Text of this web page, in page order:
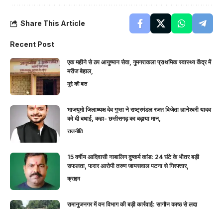
Share This Article
Recent Post
एक महीने से ठप आयुष्मान सेवा, गुमगराकला प्राथमिक स्वास्थ्य केंद्र में
मरीज बेहाल,
मुद्दे की बात
भाजयुमो जिलाध्यक्ष देव गुप्ता ने राष्ट्रमंडल रजत विजेता ज्ञानेश्वरी यादव
को दी बधाई, कहा- छत्तीसगढ़ का बढ़ाया मान,
राजनीति
15 वर्षीय आदिवासी नाबालिग दुष्कर्म कांड: 24 घंटे के भीतर बड़ी
सफलता, फरार आरोपी तरुण जायसवाल पटना से गिरफ्तार,
क्राइम
रामानुजनगर में वन विभाग की बड़ी कार्रवाई: सागौन काष्ठ से लदा